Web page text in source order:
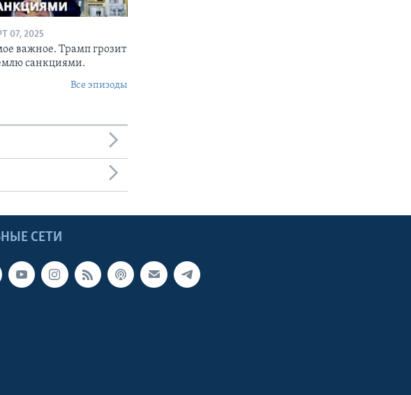
07, 2025
важное. Трамп грозит
санкциями.
Все эпизоды
СЕТИ